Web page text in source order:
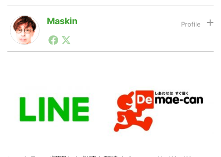
Maskin
1990年代初頭から記者としてまた起業家としてITスタ
ートアップ業界のハードウェアからソフトウェアの事業
注目される。通信キャリアのニュースポータルの創業デ
スクとして数億PV事業に。世界最大IT系メディア（ス
ペイン）の元日本編集長、World Innovation Lab(WiL)
などを経て、現在、スタートアップ支援側の取り組みに
AI
暗号資産
[YouTube]
LINE